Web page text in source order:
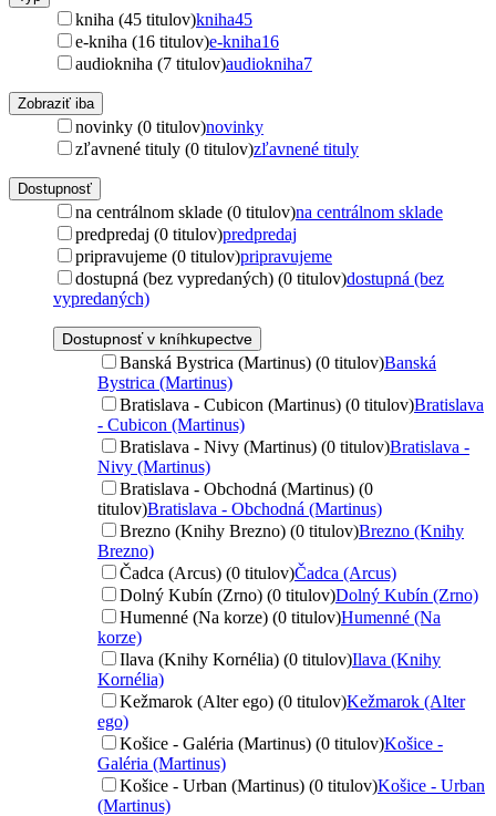
kniha (45 titulov)kniha45
e-kniha (16 titulov)e-kniha16
audiokniha (7 titulov)audiokniha7
Zobraziť iba
novinky (0 titulov)novinky
zľavnené tituly (0 titulov)zľavnené tituly
Dostupnosť
na centrálnom sklade (0 titulov)na centrálnom sklade
predpredaj (0 titulov)predpredaj
pripravujeme (0 titulov)pripravujeme
dostupná (bez vypredaných) (0 titulov)dostupná (bez
vypredaných)
Dostupnosť v kníhkupectve
Banská Bystrica (Martinus) (0 titulov)Banská
Bystrica (Martinus)
Bratislava - Cubicon (Martinus) (0 titulov)Bratislava
- Cubicon (Martinus)
Bratislava - Nivy (Martinus) (0 titulov)Bratislava -
Nivy (Martinus)
Bratislava - Obchodná (Martinus) (0
titulov)Bratislava - Obchodná (Martinus)
Brezno (Knihy Brezno) (0 titulov)Brezno (Knihy
Brezno)
Čadca (Arcus) (0 titulov)Čadca (Arcus)
Dolný Kubín (Zrno) (0 titulov)Dolný Kubín (Zrno)
Humenné (Na korze) (0 titulov)Humenné (Na
korze)
Ilava (Knihy Kornélia) (0 titulov)Ilava (Knihy
Kornélia)
Kežmarok (Alter ego) (0 titulov)Kežmarok (Alter
ego)
Košice - Galéria (Martinus) (0 titulov)Košice -
Galéria (Martinus)
Košice - Urban (Martinus) (0 titulov)Košice - Urban
(Martinus)